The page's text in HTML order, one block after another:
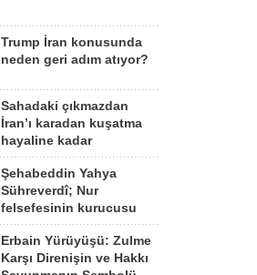
Trump İran konusunda
neden geri adım atıyor?
Sahadaki çıkmazdan
İran’ı karadan kuşatma
hayaline kadar
Şehabeddin Yahya
Sühreverdî; Nur
felsefesinin kurucusu
Erbain Yürüyüşü: Zulme
Karşı Direnişin ve Hakkı